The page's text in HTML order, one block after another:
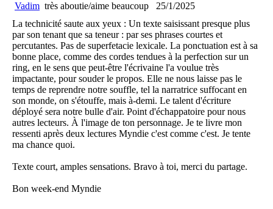
Vadim très aboutie/aime beaucoup
25/1/2025
La technicité saute aux yeux : Un texte saisissant presque plus
par son tenant que sa teneur : par ses phrases courtes et
percutantes. Pas de superfetacie lexicale. La ponctuation est à sa
bonne place, comme des cordes tendues à la perfection sur un
ring, en le sens que peut-être l'écrivaine l'a voulue très
impactante, pour souder le propos. Elle ne nous laisse pas le
temps de reprendre notre souffle, tel la narratrice suffocant en
son monde, on s'étouffe, mais à-demi. Le talent d'écriture
déployé sera notre bulle d'air. Point d'échappatoire pour nous
autres lecteurs. À l'image de ton personnage. Je te livre mon
ressenti après deux lectures Myndie c'est comme c'est. Je tente
ma chance quoi.
Texte court, amples sensations. Bravo à toi, merci du partage.
Bon week-end Myndie